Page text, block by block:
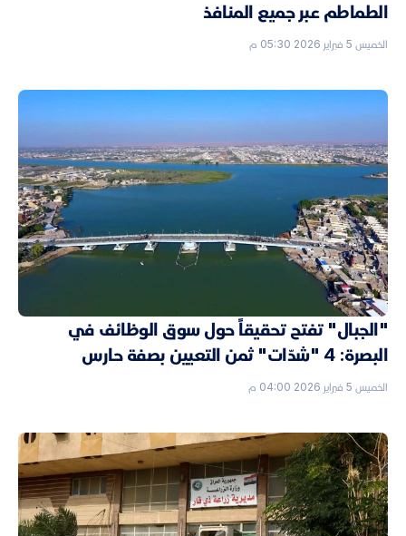
الطماطم عبر جميع المنافذ
الخميس 5 فبراير 2026 05:30 م
"الجبال" تفتح تحقيقاً حول سوق الوظائف في
البصرة: 4 "شدّات" ثمن التعيين بصفة حارس
الخميس 5 فبراير 2026 04:00 م